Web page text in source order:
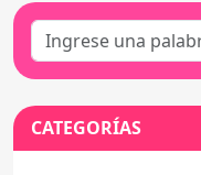
CATEGORÍAS